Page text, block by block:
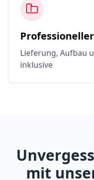
Lieferung, Aufbau
inklusive
mit